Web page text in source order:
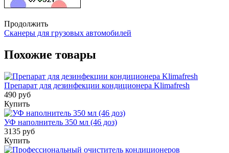
Продолжить
Сканеры для грузовых автомобилей
Похожие товары
Препарат для дезинфекции кондиционера Klimafresh
490 руб
Купить
УФ наполнитель 350 мл (46 доз)
3135 руб
Купить